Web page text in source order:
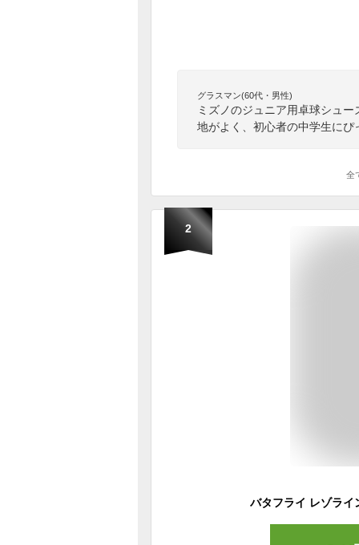
グラスマン(60代・男性)
ミズノのジュニア用卓球シュ
地がよく、初心者の中学生に
全
2